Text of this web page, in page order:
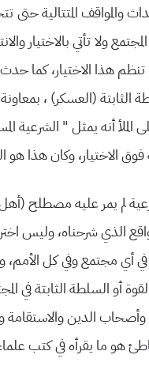
والمواقف المتتالیة
ولا تأتي بالاختیار
الثابتة (العسكر) ،
أنه یمثل ” الشرعیة
الاختیار، وكان هذا هو
لم یمر علیه مصطلح
الذي شرحناه، ولیس
مجتمع وفي كل الأمم،
أو السلطة الثابتة
الدین والاستقامة
هو ما یقرأه في كتب